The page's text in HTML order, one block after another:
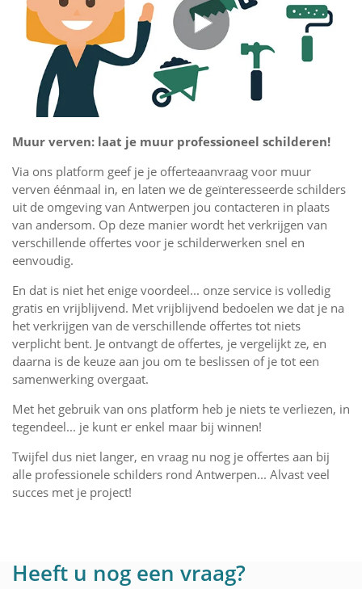
Muur verven: laat je muur professioneel schilderen!
Via ons platform geef je je offerteaanvraag voor muur
verven éénmaal in, en laten we de geïnteresseerde schilders
uit de omgeving van Antwerpen jou contacteren in plaats
van andersom. Op deze manier wordt het verkrijgen van
verschillende offertes voor je schilderwerken snel en
eenvoudig.
En dat is niet het enige voordeel... onze service is volledig
gratis en vrijblijvend. Met vrijblijvend bedoelen we dat je na
het verkrijgen van de verschillende offertes tot niets
verplicht bent. Je ontvangt de offertes, je vergelijkt ze, en
daarna is de keuze aan jou om te beslissen of je tot een
samenwerking overgaat.
Met het gebruik van ons platform heb je niets te verliezen, in
tegendeel... je kunt er enkel maar bij winnen!
Twijfel dus niet langer, en vraag nu nog je offertes aan bij
alle professionele schilders rond Antwerpen... Alvast veel
succes met je project!
Heeft u nog een vraag?